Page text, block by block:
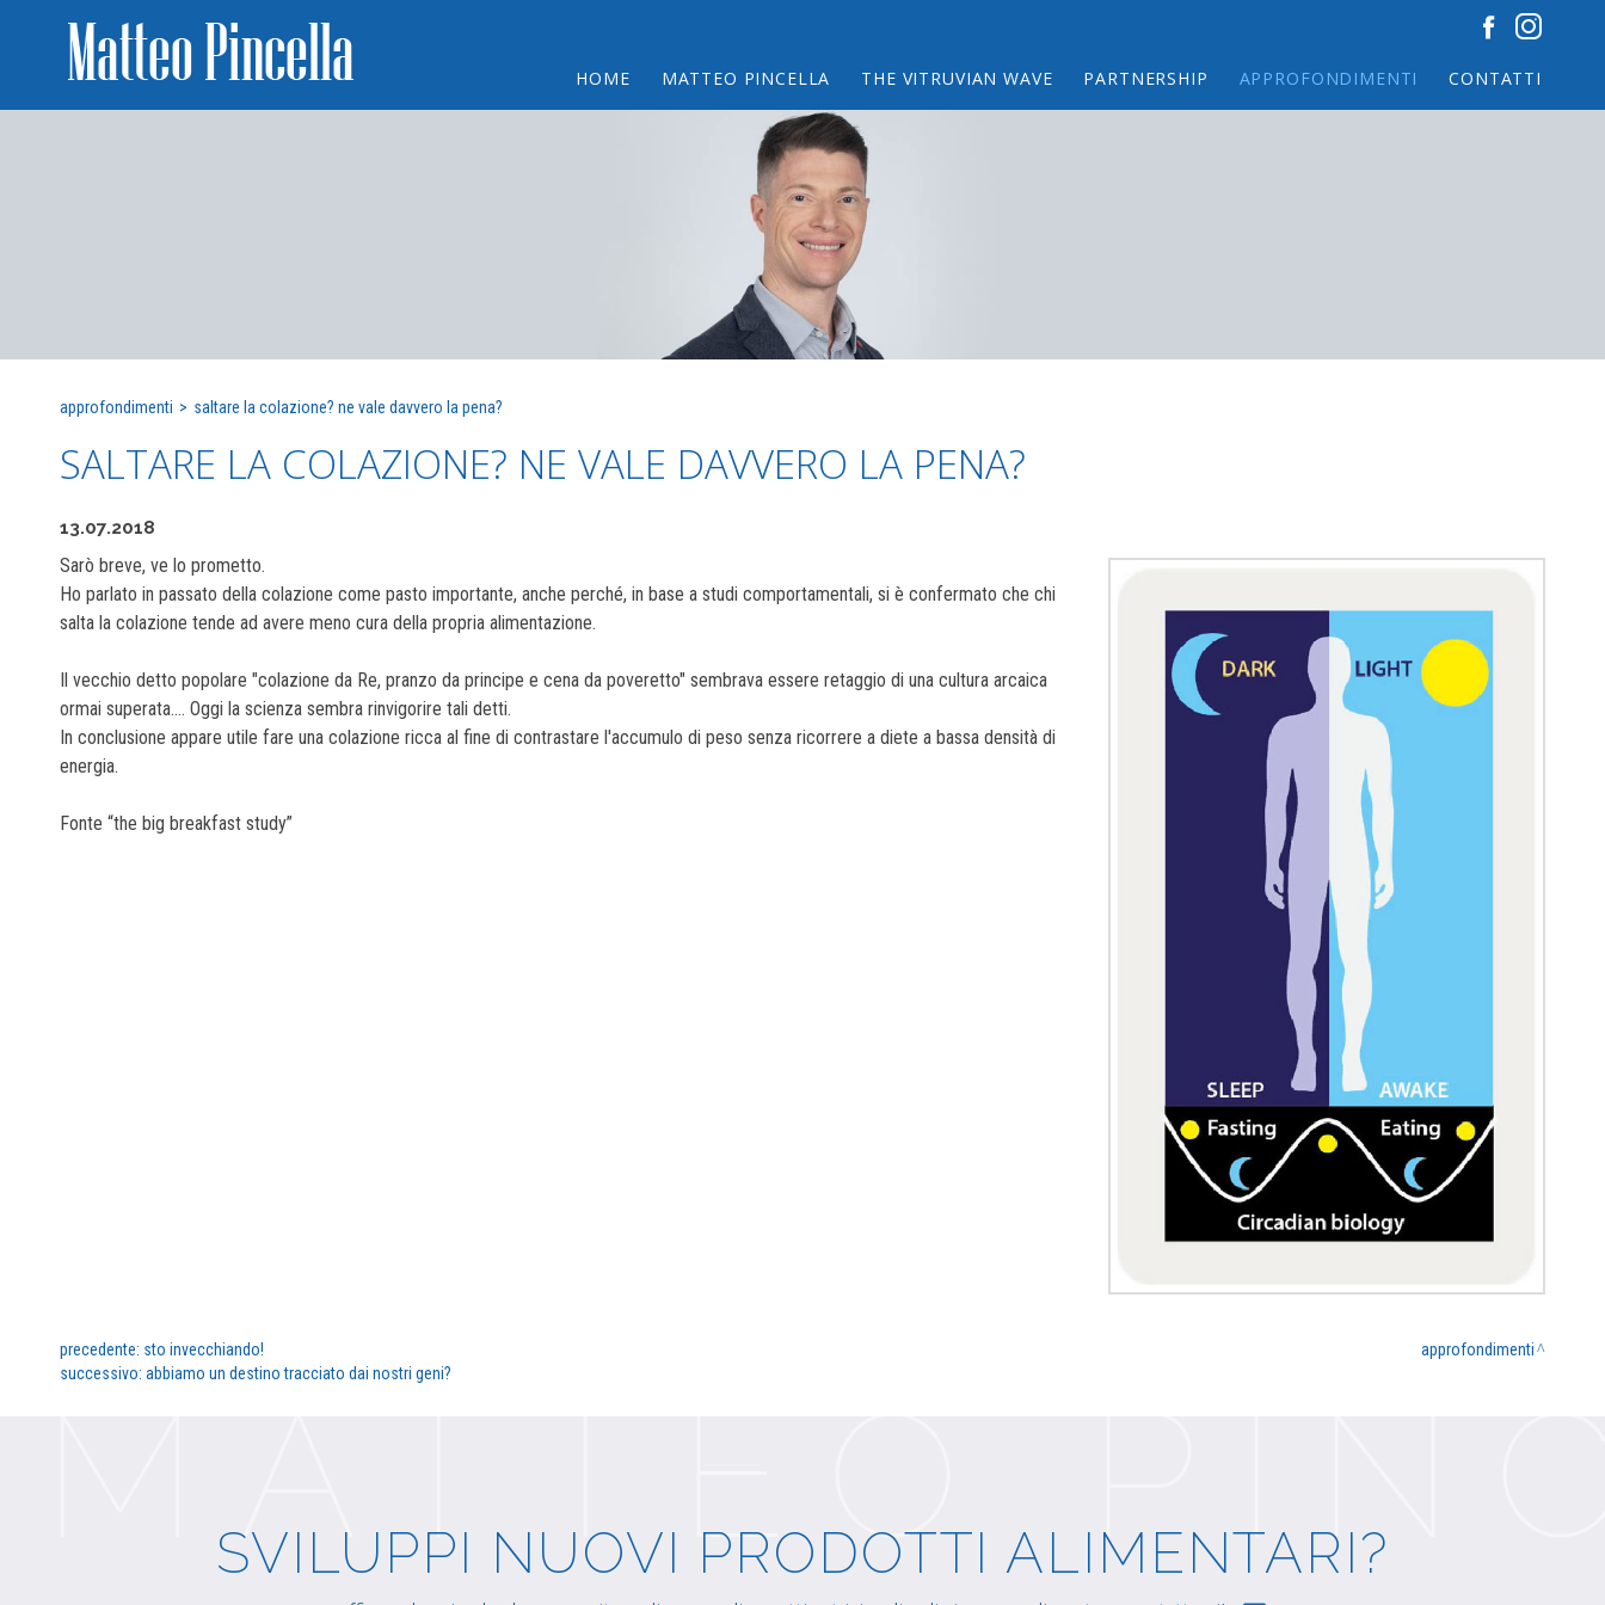
HOME MATTEO PINCELLA THE VITRUVIAN WAVE PARTNERSHIP APPROFONDIMENTI CONTATTI
approfondimenti > saltare la colazione? ne vale davvero la pena?
SALTARE LA COLAZIONE? NE VALE DAVVERO LA PENA?
13.07.2018
Sarò breve, ve lo prometto.
Ho parlato in passato della colazione come pasto importante, anche perché, in base a studi comportamentali, si è confermato che chi
salta la colazione tende ad avere meno cura della propria alimentazione.
Il vecchio detto popolare "colazione da Re, pranzo da principe e cena da poveretto" sembrava essere retaggio di una cultura arcaica
ormai superata.... Oggi la scienza sembra rinvigorire tali detti.
In conclusione appare utile fare una colazione ricca al fine di contrastare l'accumulo di peso senza ricorrere a diete a bassa densità di
energia.
Fonte “the big breakfast study”
precedente: sto invecchiando!
successivo: abbiamo un destino tracciato dai nostri geni?
approfondimenti
SVILUPPI NUOVI PRODOTTI ALIMENTARI?